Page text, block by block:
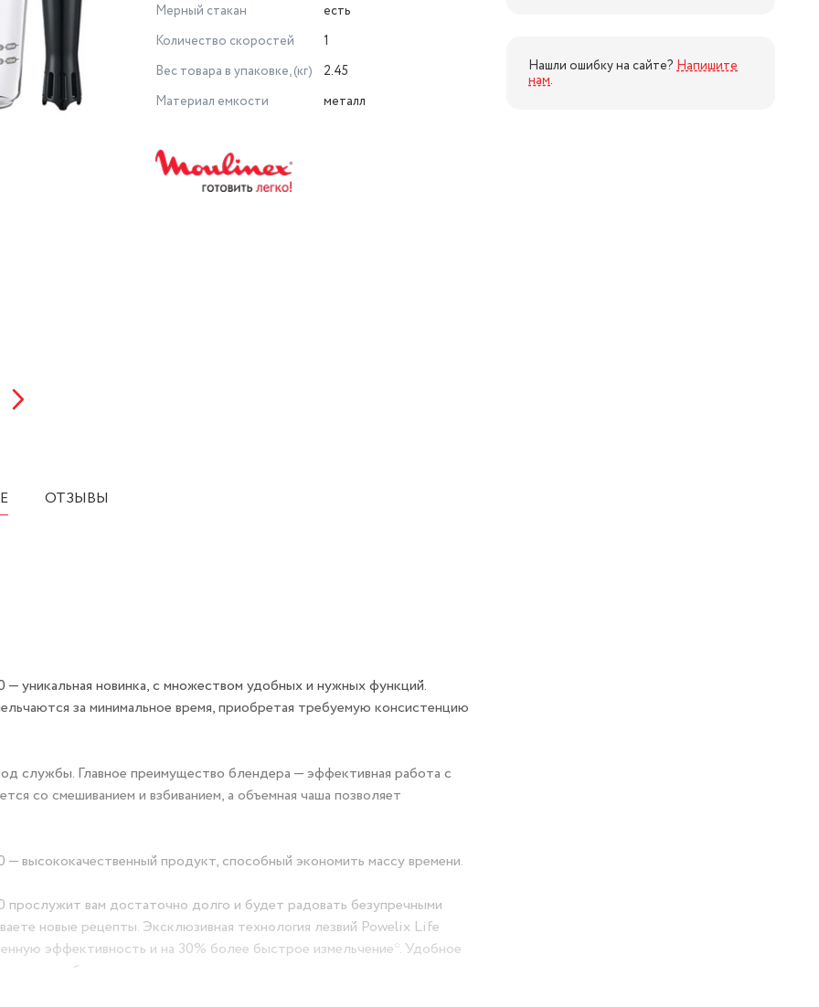
Мерный стакан
есть
Количество скоростей
1
Вес товара в упаковке, (кг)
2.45
Материал емкости
металл
Нашли ошибку на сайте? Напишите
нам.
ОТЗЫВЫ
новинка, с множеством удобных и нужных функций.
за минимальное время, приобретая требуемую консистенцию
службы. Главное преимущество блендера — эффективная работа с
со смешиванием и взбиванием, а объемная чаша позволяет
продукт, способный экономить массу времени.
вам достаточно долго и будет радовать безупречными
новые рецепты. Эксклюзивная технология лезвий Powelix Life
эффективность и на 30% более быстрое измельчение*. Удобное
блюда или соуса в зависимости от рецепта и ваших
измельчение и смешивание даже твердых ингредиентов. В